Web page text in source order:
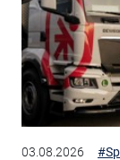
03.08.2026